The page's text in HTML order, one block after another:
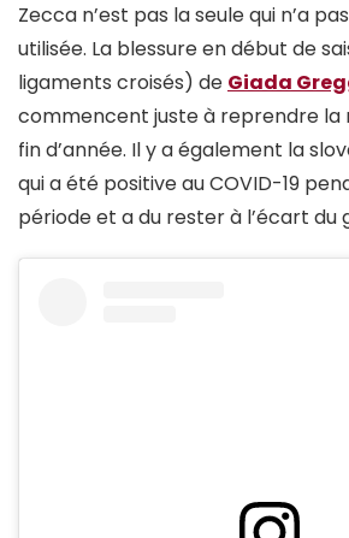
Zecca n’est pas la seule qui n’a
utilisée. La blessure en début de
ligaments croisés) de Giada
commencent juste à reprendre
fin d’année. Il y a également la
qui a été positive au COVID-19
période et a du rester à l’écart du